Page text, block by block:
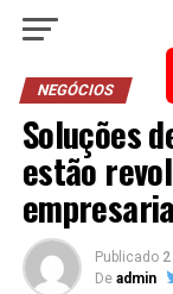
NEGÓCIOS
Soluções
estão
Publicado
De admin